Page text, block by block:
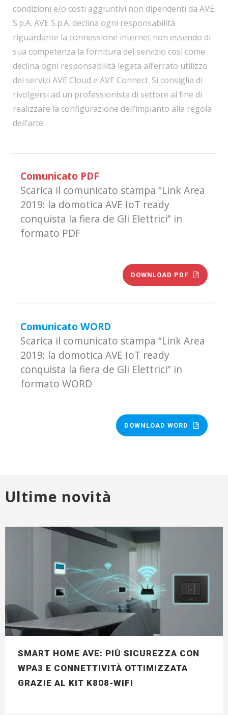
condizioni e/o costi aggiuntivi non dipendenti da AVE
S.p.A. AVE S.p.A. declina ogni responsabilità
riguardante la connessione internet non essendo di
sua competenza la fornitura del servizio così come
declina ogni responsabilità legata all’errato utilizzo
dei servizi AVE Cloud e AVE Connect. Si consiglia di
rivolgersi ad un professionista di settore al fine di
realizzare la configurazione dell’impianto alla regola
dell’arte.
Comunicato PDF
Scarica il comunicato stampa “Link Area
2019: la domotica AVE IoT ready
conquista la fiera de Gli Elettrici” in
formato PDF
DOWNLOAD PDF
Comunicato WORD
Scarica il comunicato stampa “Link Area
2019: la domotica AVE IoT ready
conquista la fiera de Gli Elettrici” in
formato WORD
DOWNLOAD WORD
Ultime novità
SMART HOME AVE: PIÙ SICUREZZA CON
WPA3 E CONNETTIVITÀ OTTIMIZZATA
GRAZIE AL KIT K808-WIFI